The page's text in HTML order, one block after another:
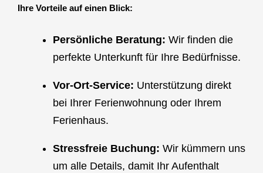
Ihre Vorteile auf einen Blick:
Persönliche Beratung: Wir finden die
perfekte Unterkunft für Ihre Bedürfnisse.
Vor-Ort-Service: Unterstützung direkt
bei Ihrer Ferienwohnung oder Ihrem
Ferienhaus.
Stressfreie Buchung: Wir kümmern uns
um alle Details, damit Ihr Aufenthalt